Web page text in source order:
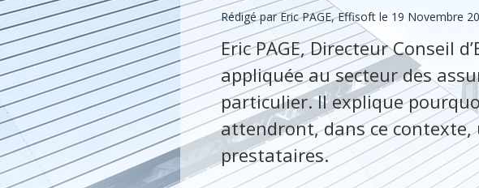
Rédigé par Eric PAGE, Effisoft le 19 Novembre
Eric PAGE, Directeur Conseil
appliquée au secteur des
particulier. Il explique
attendront, dans ce contexte,
prestataires.